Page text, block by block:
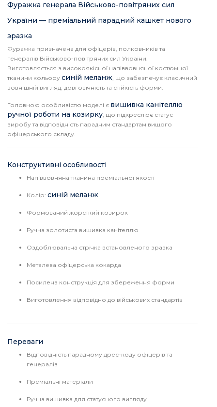
Фуражка генерала Військово-повітряних сил
України — преміальний парадний кашкет нового
зразка
Фуражка призначена для офіцерів, полковників та
генералів Військово-повітряних сил України.
Виготовляється з високоякісної напіввовняної костюмної
тканини кольору синій меланж, що забезпечує класичний
зовнішній вигляд, довговічність та стійкість форми.
Головною особливістю моделі є вишивка канітеллю
ручної роботи на козирку, що підкреслює статус
виробу та відповідність парадним стандартам вищого
офіцерського складу.
Конструктивні особливості
Напіввовняна тканина преміальної якості
Колір: синій меланж
Формований жорсткий козирок
Ручна золотиста вишивка канітеллю
Оздоблювальна стрічка встановленого зразка
Металева офіцерська кокарда
Посилена конструкція для збереження форми
Виготовлення відповідно до військових стандартів
Переваги
Відповідність парадному дрес-коду офіцерів та
генералів
Преміальні матеріали
Ручна вишивка для статусного вигляду